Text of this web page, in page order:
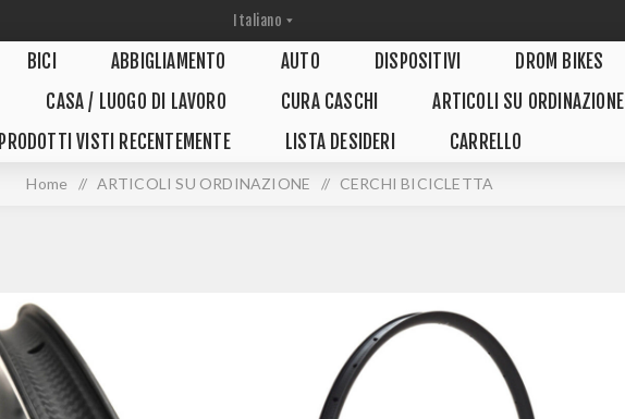
BICI ABBIGLIAMENTO AUTO DISPOSITIVI
DROM BIKES
CASA / LUOGO DI LAVORO CURA CASCHI
ARTICOLI SU ORDINAZIONE
PRODOTTI VISTI RECENTEMENTE
LISTA DESIDERI CARRELLO
Home / ARTICOLI SU ORDINAZIONE / CERCHI BICICLETTA